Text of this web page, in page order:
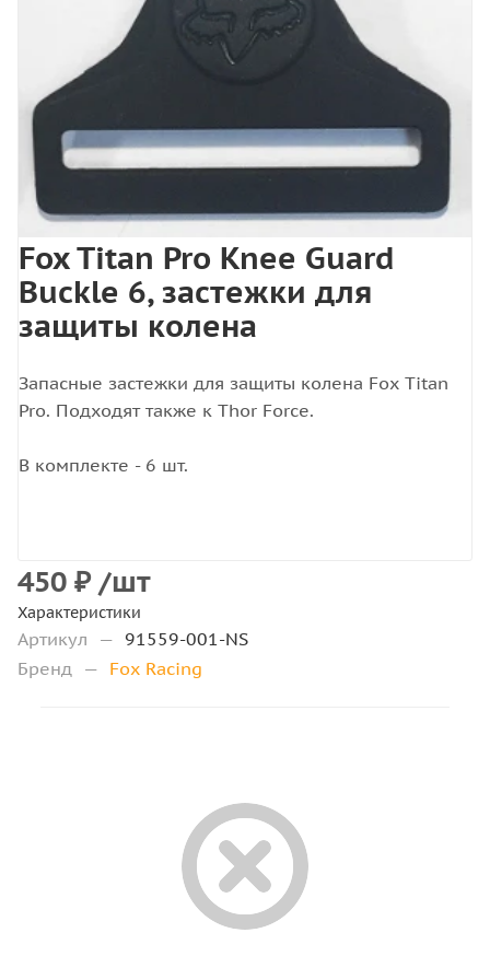
Fox Titan Pro Knee Guard
Buckle 6, застежки для
защиты колена
Запасные застежки для защиты колена Fox Titan
Pro. Подходят также к Thor Force.
В комплекте - 6 шт.
450 ₽ /шт
Характеристики
Артикул — 91559-001-NS
Бренд — Fox Racing